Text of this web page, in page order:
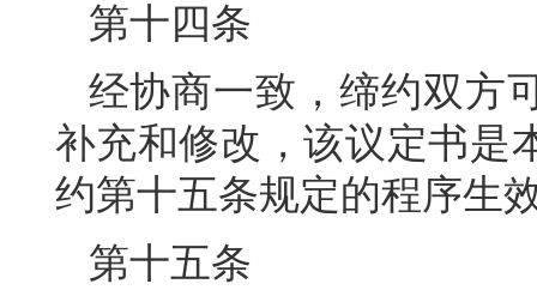
第十四条
经协商一致，缔约双方
补充和修改，该议定书是
约第十五条规定的程序生
第十五条